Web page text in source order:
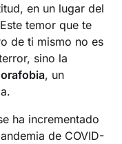
en un lugar del
temor que te
de ti mismo no es
sino la
, un
ha incrementado
de COVID-